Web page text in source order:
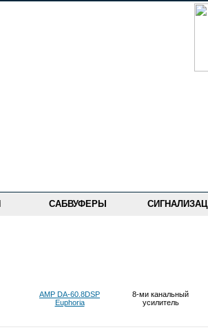
САБВУФЕРЫ
AMP DA-60.8DSP
Euphoria
8-ми канальный
усилитель